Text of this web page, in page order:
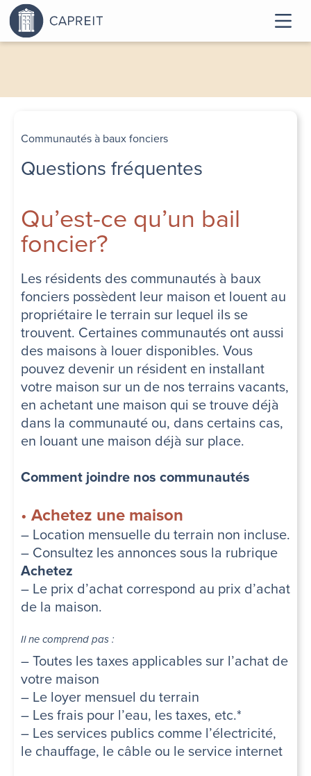
Communautés à baux fonciers
Questions fréquentes
Qu’est-ce qu’un bail
foncier?
Les résidents des communautés à baux
fonciers possèdent leur maison et louent au
propriétaire le terrain sur lequel ils se
trouvent. Certaines communautés ont aussi
des maisons à louer disponibles. Vous
pouvez devenir un résident en installant
votre maison sur un de nos terrains vacants,
en achetant une maison qui se trouve déjà
dans la communauté ou, dans certains cas,
en louant une maison déjà sur place.
Comment joindre nos communautés
• Achetez une maison
– Location mensuelle du terrain non incluse.
– Consultez les annonces sous la rubrique
Achetez
– Le prix d’achat correspond au prix d’achat
de la maison.
Il ne comprend pas :
– Toutes les taxes applicables sur l’achat de
votre maison
– Le loyer mensuel du terrain
– Les frais pour l’eau, les taxes, etc.*
– Les services publics comme l’électricité,
le chauffage, le câble ou le service internet